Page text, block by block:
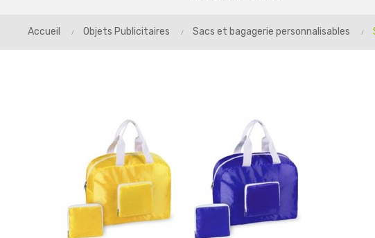
Accueil Objets Publicitaires Sacs et bagagerie personnalisables